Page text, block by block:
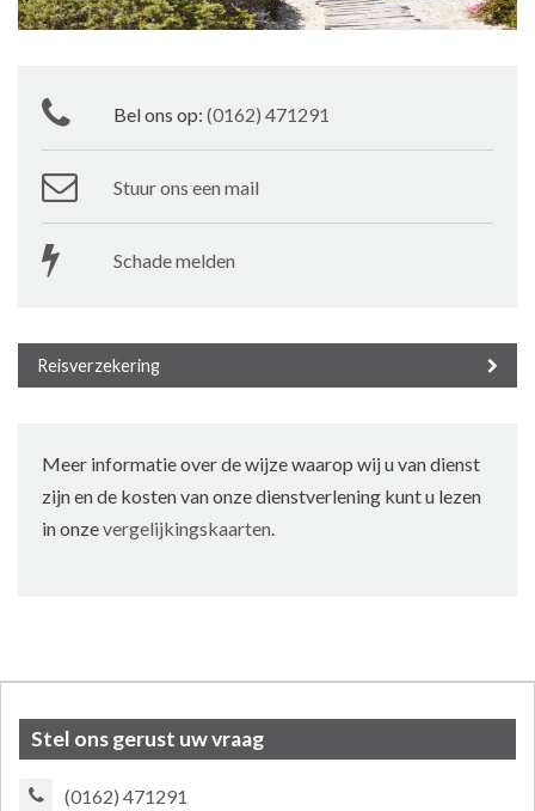
Bel ons op: (0162) 471291
Stuur ons een mail
Schade melden
Reisverzekering
Meer informatie over de wijze waarop wij u van dienst
zijn en de kosten van onze dienstverlening kunt u lezen
in onzevergelijkingskaarten
Stel ons gerust uw vraag
(0162) 471291